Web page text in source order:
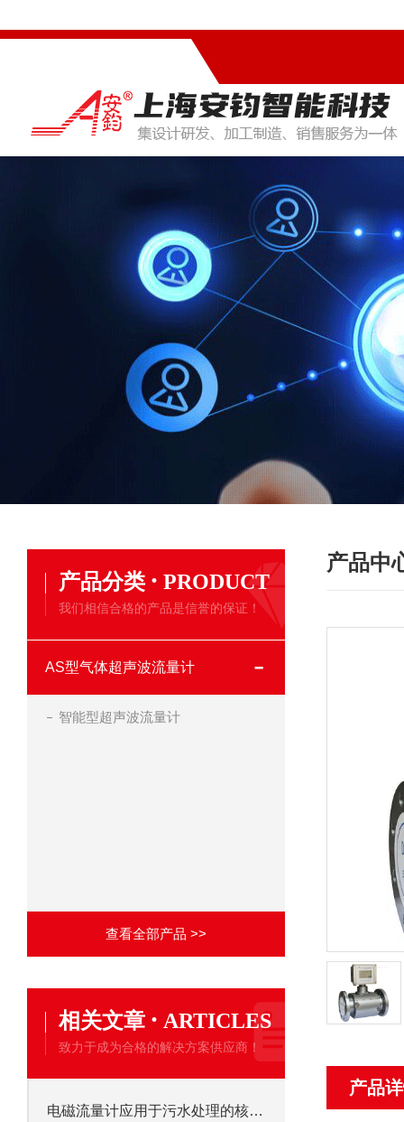
产品分类 · PRODUCT
我们相信合格的产品是信誉的保证！
AS型气体超声波流量计
智能型超声波流量计
查看全部产品 >>
相关文章 · ARTICLES
致力于成为合格的解决方案供应商！
电磁流量计应用于污水处理的核心优势
产品中
产品